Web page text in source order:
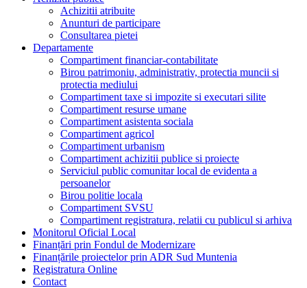
Achizitii atribuite
Anunturi de participare
Consultarea pietei
Departamente
Compartiment financiar-contabilitate
Birou patrimoniu, administrativ, protectia muncii si
protectia mediului
Compartiment taxe si impozite si executari silite
Compartiment resurse umane
Compartiment asistenta sociala
Compartiment agricol
Compartiment urbanism
Compartiment achizitii publice si proiecte
Serviciul public comunitar local de evidenta a
persoanelor
Birou politie locala
Compartiment SVSU
Compartiment registratura, relatii cu publicul si arhiva
Monitorul Oficial Local
Finanțări prin Fondul de Modernizare
Finanțările proiectelor prin ADR Sud Muntenia
Registratura Online
Contact